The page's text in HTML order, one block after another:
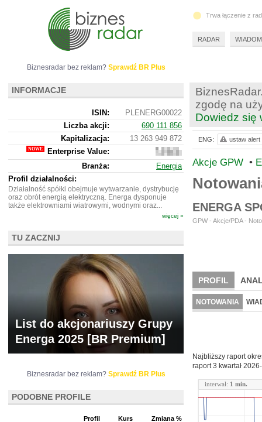
zgodę na
Dowiedz się
Akcje GPW •
ENERGA
GPW - Akcje/PDA -
PROFIL
BR LAB
NOTOWANIA
Najbliższy raport
raport 3 kwartał
interwał: 1 min.
ENG: ustaw alert
Biznesradar bez reklam? Sprawdź BR Plus
INFORMACJE
ISIN:
PLENERG00022
Liczba akcji:
690 111 856
Kapitalizacja:
13 263 949 872
Enterprise Value:
31
016
949
Branża:
Energia
Profil działalności:
Działalność spółki obejmuje wytwarzanie, dystrybucję
oraz obrót energią elektryczną. Energa dysponuje
także elektrowniami wiatrowymi, wodnymi oraz...
więcej »
TU ZACZNIJ
List do akcjonariuszy Grupy
Energa 2025 [BR Premium]
Biznesradar bez reklam? Sprawdź BR Plus
PODOBNE PROFILE
Profil Kurs
Zmiana %
Trwa łączenie z
RADAR